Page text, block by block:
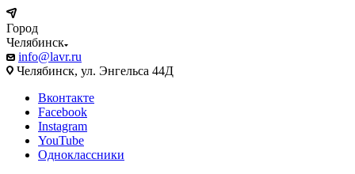
Город
Челябинск
info@lavr.ru
Челябинск, ул. Энгельса 44Д
Вконтакте
Facebook
Instagram
YouTube
Одноклассники